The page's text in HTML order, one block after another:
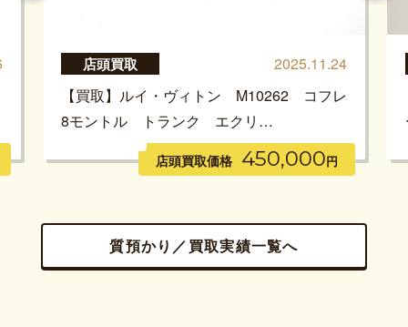
店頭買取
2025.11.24
【買取】ルイ・ヴィトン M10262 コフレ
8モントル トランク エクリ…
店頭買取価格 450,000円
質預かり／買取実績一覧へ